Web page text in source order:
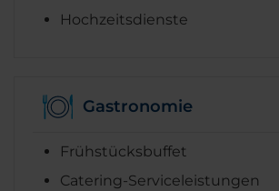
Hochzeitsdienste
Gastronomie
Frühstücksbuffet
Catering-Serviceleistungen